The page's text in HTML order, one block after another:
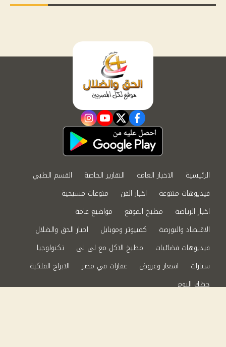
facebook
twitter
youtube
instagram
الرئيسية الاخبار العامة التقارير الخاصة
القسم الطبي
فيديوهات متنوعة
اخبار الفن
منوعات مسيحية
اخبار الرياضة
مطبخ الموقع
مواضيع عامة
الاقتصاد والبورصة
كمبيوتر وموبايل
اخبار الحق والضلال
فيديوهات فضائيات
مطبخ الاكل مع لى لى
تكنولوجيا
سيارات
اسعار وعروض عقارات في مصر
الابراج الفلكية
حظك اليوم